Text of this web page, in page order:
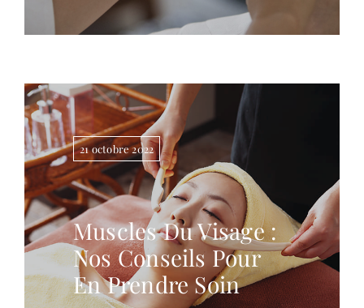
21 octobre 2022
Muscles Du Visage :
Nos Conseils Pour
En Prendre Soin